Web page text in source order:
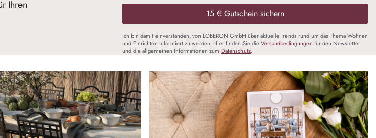
Ihren
15 € Gutschein sichern
Ich bin damit einverstanden, von LOBERON GmbH über aktuelle Trends rund um das Thema Wohnen
und Einrichten informiert zu werden. Hier finden Sie dieVersandbedingungen für den Newsletter
und die allgemeinen Informationen zum Datenschutz.